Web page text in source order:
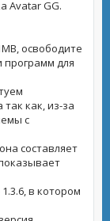
Avatar GG.
освободите
программ для
как, из-за
с
составляет
в котором